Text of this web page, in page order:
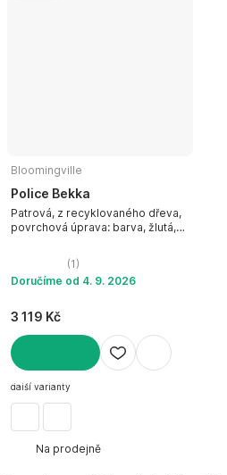
Bloomingville
Police Bekka
Patrová, z recyklovaného dřeva,
povrchová úprava: barva, žlutá,
(1 )
Doručíme od 4. 9. 2026
3 119 Kč
DO KOŠÍKU
další varianty
Na prodejně